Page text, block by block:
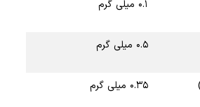
۰.۱ میلی گرم
۰.۵ میلی گرم
۰.۳۵ میلی گرم